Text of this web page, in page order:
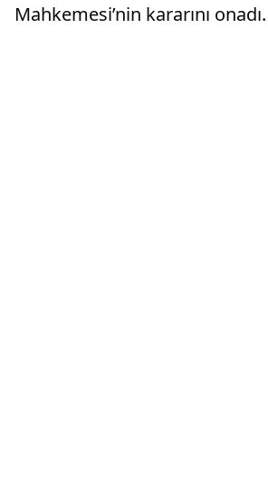
Mahkemesi’nin kararını onadı.